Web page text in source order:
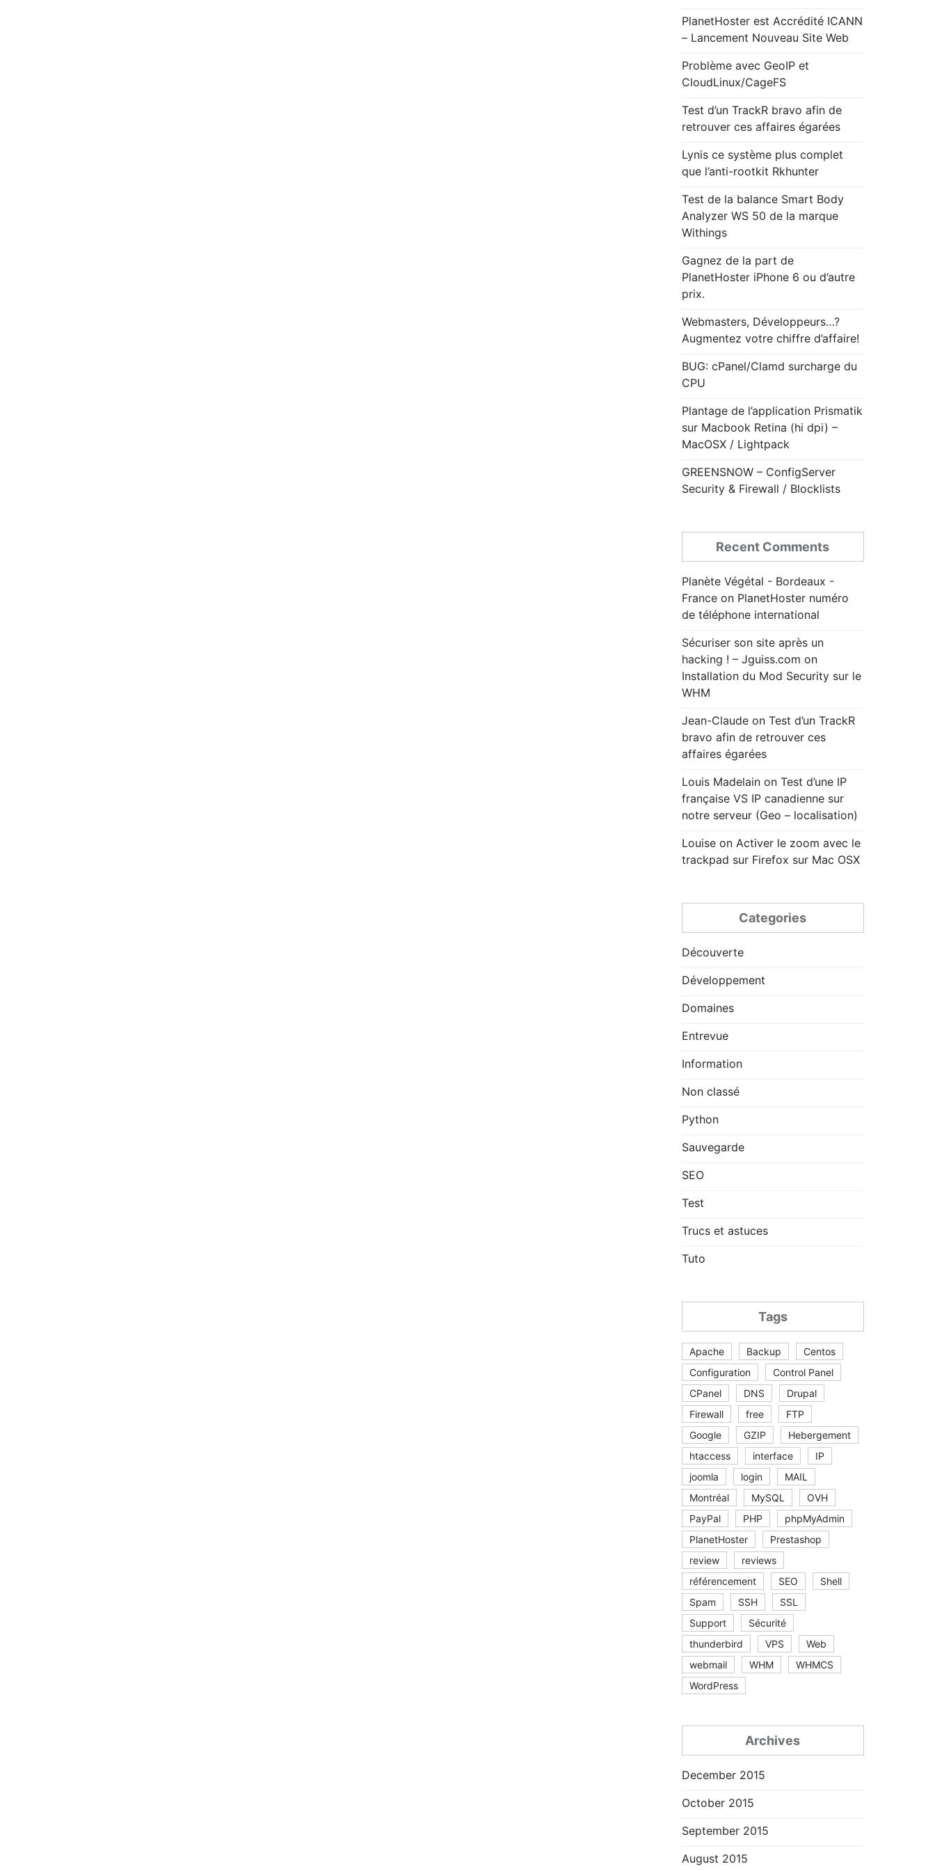
PlanetHoster est Accrédité ICANN
– Lancement Nouveau Site Web
Problème avec GeoIP et
CloudLinux/CageFS
Test d’un TrackR bravo afin de
retrouver ces affaires égarées
Lynis ce système plus complet
que l’anti-rootkit Rkhunter
Test de la balance Smart Body
Analyzer WS 50 de la marque
Withings
Gagnez de la part de
PlanetHoster iPhone 6 ou d’autre
prix.
Webmasters, Développeurs…?
Augmentez votre chiffre d’affaire!
BUG: cPanel/Clamd surcharge du
CPU
Plantage de l’application Prismatik
sur Macbook Retina (hi dpi) –
MacOSX / Lightpack
GREENSNOW – ConfigServer
Security & Firewall / Blocklists
Recent Comments
Planète Végétal - Bordeaux -
Franceon PlanetHoster numéro
de téléphone international
Sécuriser son site après un
hacking ! – Jguiss.com on
Installation du Mod Security sur le
WHM
Jean-Claudeon Test d’un TrackR
bravo afin de retrouver ces
affaires égarées
Louis Madelainon Test d’une IP
française VS IP canadienne sur
notre serveur (Geo – localisation)
Louiseon Activer le zoom avec le
trackpad sur Firefox sur Mac OSX
Categories
Découverte
Développement
Domaines
Entrevue
Information
Non classé
Python
Sauvegarde
SEO
Test
Trucs et astuces
Tuto
Tags
Apache Backup
Centos
Configuration
Control Panel
CPanel
DNS
Drupal
Firewall
free
FTP
Google
GZIP
Hebergement
htaccess
interface
IP
joomla
login
MAIL
Montréal
MySQL
OVH
PayPal
PHP
phpMyAdmin
PlanetHoster
Prestashop
review
reviews
référencement
SEO
Shell
Spam
SSH
SSL
Support
Sécurité
thunderbird
VPS
Web
webmail
WHM
WHMCS
WordPress
Archives
December 2015
October 2015
September 2015
August 2015